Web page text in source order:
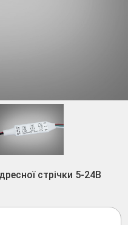
стрічки 5-24В